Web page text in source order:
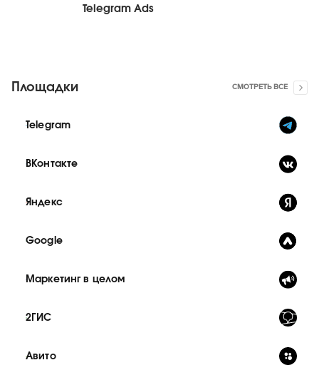
Telegram Ads
Площадки СМОТРЕТЬ ВСЕ
Telegram
ВКонтакте
Яндекс
Google
Маркетинг в целом
2ГИС
Авито